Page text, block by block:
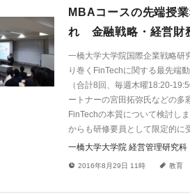
MBAコースの先端授
れ 金融戦略・経営財
一橋大学大学院国際企業戦略
り巻くFinTechに関する最先端
（合計8回、毎週木曜18:20-
ートナーの宮田拓弥氏などの多
FinTechの本質について検討し
からも研修要員として限定的に
一橋大学大学院 経営管理研究
! 2016年8月29日 11時 a 教育